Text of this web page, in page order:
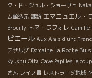
ク・ド・ジュル・ショーヴェ
ム醸造元 諏訪 エマニュエル・
Brouilly トマ・ラフォレ Camille
ピエール Aux Amis d’une
テザルグ Domaine La Roche
Kyushu Oita Cave Papilles le
さん レイノ君 レストラーダ地域